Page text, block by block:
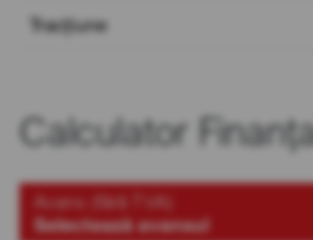
Tracțiune
Calculator
Avans (fără TVA)
Selectează avansul